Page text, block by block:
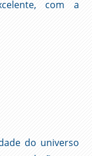
com a
do universo